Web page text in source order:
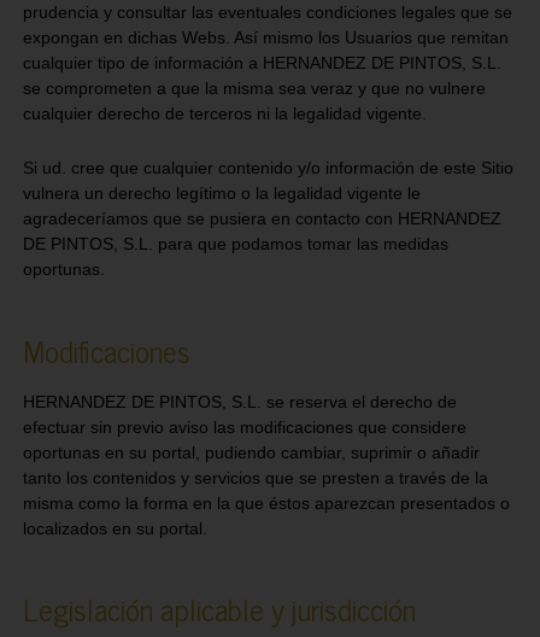
prudencia y consultar las eventuales condiciones legales que se
expongan en dichas Webs. Así mismo los Usuarios que remitan
cualquier tipo de información a HERNANDEZ DE PINTOS, S.L.
se comprometen a que la misma sea veraz y que no vulnere
cualquier derecho de terceros ni la legalidad vigente.
Si ud. cree que cualquier contenido y/o información de este Sitio
vulnera un derecho legítimo o la legalidad vigente le
agradeceríamos que se pusiera en contacto con HERNANDEZ
DE PINTOS, S.L. para que podamos tomar las medidas
oportunas.
Modificaciones
HERNANDEZ DE PINTOS, S.L. se reserva el derecho de
efectuar sin previo aviso las modificaciones que considere
oportunas en su portal, pudiendo cambiar, suprimir o añadir
tanto los contenidos y servicios que se presten a través de la
misma como la forma en la que éstos aparezcan presentados o
localizados en su portal.
Legislación aplicable y jurisdicción